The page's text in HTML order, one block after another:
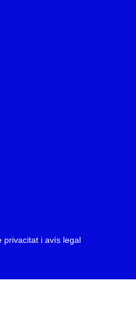
privacitat i avís legal